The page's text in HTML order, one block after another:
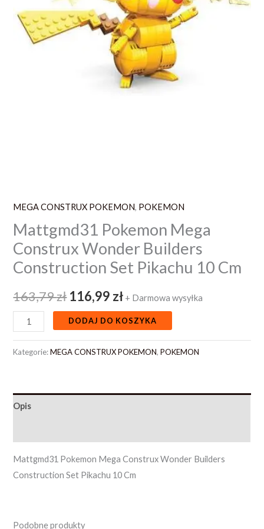
MEGA CONSTRUX POKEMON, POKEMON
Mattgmd31 Pokemon Mega
Construx Wonder Builders
Construction Set Pikachu 10 Cm
163,79zł 116,99 zł + Darmowa wysyłka
Cm
DODAJ DO KOSZYKA
Kategorie:MEGA CONSTRUX POKEMON,POKEMON
Opis
Mattgmd31 Pokemon Mega Construx Wonder Builders
Construction Set Pikachu 10 Cm
Podobne produkty